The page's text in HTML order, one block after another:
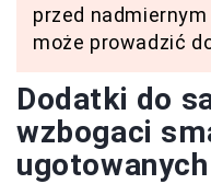
przed
może prowadzić
Dodatki do
wzbogaci